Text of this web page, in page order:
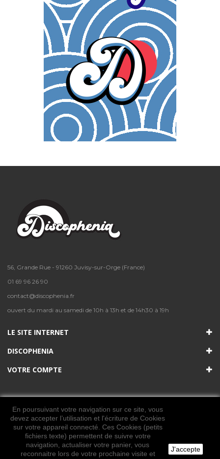
56, Grande Rue - 91260 Juvisy-sur-Orge (France)
01 69 96 26 90
contact@discophenia.fr
ouvert du mardi au samedi de 10h à 13h et de 14h30 à 19h
LE SITE INTERNET
DISCOPHENIA
VOTRE COMPTE
En poursuivant votre navigation sur ce site, vous
devez accepter l’utilisation et l'écriture de Cookies
sur votre appareil connecté. Ces Cookies (petits
fichiers texte) permettent de suivre votre
navigation, actualiser votre panier, vous
reconnaitre lors de votre prochaine visite et
J'accepte
© 2021. Tous les droits sont réservés. Discophenia